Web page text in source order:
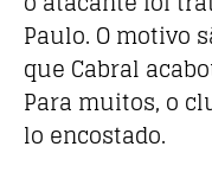
Paulo. O motivo
que Cabral
Para muitos, o
lo encostado.